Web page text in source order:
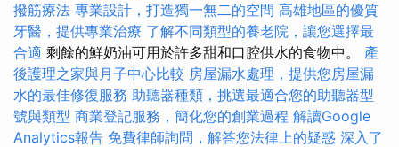
撥筋療法 專業設計，打造獨一無二的空間 高雄地區的優質
牙醫，提供專業治療 了解不同類型的養老院，讓您選擇最
合適 剩餘的鮮奶油可用於許多甜和口腔供水的食物中。 產
後護理之家與月子中心比較 房屋漏水處理，提供您房屋漏
水的最佳修復服務 助聽器種類，挑選最適合您的助聽器型
號與類型 商業登記服務，簡化您的創業過程 解讀Google
Analytics報告 免費律師詢問，解答您法律上的疑惑 深入了